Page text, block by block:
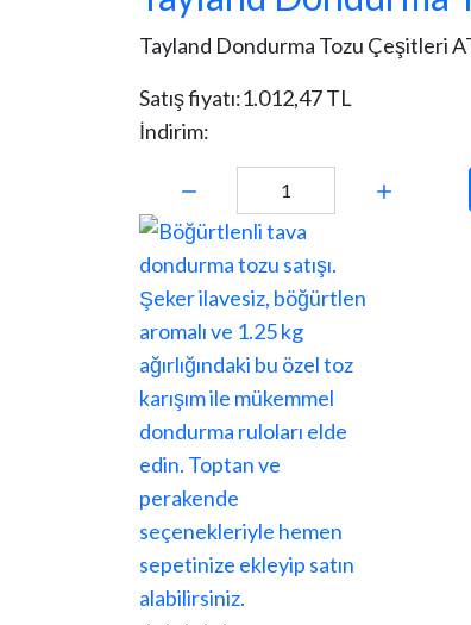
Tayland Dondurma Tozu Çeşitleri
Satış fiyatı:1.012,47 TL
İndirim: